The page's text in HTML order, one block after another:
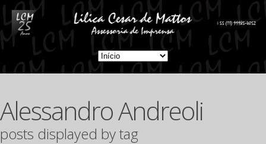
Alessandro Andreoli
posts displayed by tag